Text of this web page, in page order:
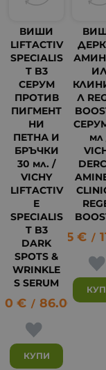
ВИШИ
LIFTACTIV
SPECIALIS
T B3
СЕРУМ
ПРОТИВ
ПИГМЕНТ
НИ
ПЕТНА И
БРЪЧКИ
30 мл. /
VICHY
LIFTACTIV
E
SPECIALIS
T B3
DARK
SPOTS &
WRINKLE
S SERUM
€ / 86.06 лв.
КУПИ
Л
мл
57.95 € /